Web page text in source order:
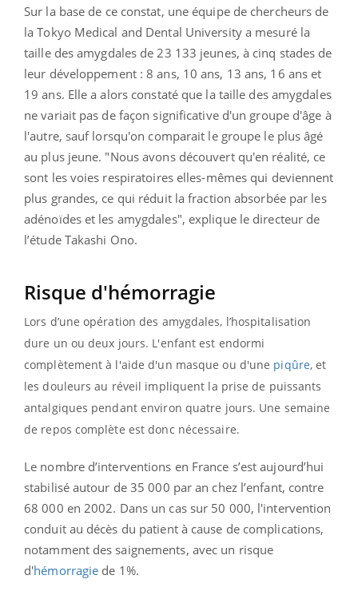
Sur la base de ce constat, une équipe de chercheurs de
la Tokyo Medical and Dental University a mesuré la
taille des amygdales de 23 133 jeunes, à cinq stades de
leur développement : 8 ans, 10 ans, 13 ans, 16 ans et
19 ans. Elle a alors constaté que la taille des amygdales
ne variait pas de façon significative d'un groupe d'âge à
l'autre, sauf lorsqu'on comparait le groupe le plus âgé
au plus jeune. "Nous avons découvert qu'en réalité, ce
sont les voies respiratoires elles-mêmes qui deviennent
plus grandes, ce qui réduit la fraction absorbée par les
adénoïdes et les amygdales", explique le directeur de
l’étude Takashi Ono.
Risque d'hémorragie
Lors d’une opération des amygdales, l’hospitalisation
dure un ou deux jours. L'enfant est endormi
complètement à l'aide d'un masque ou d'une piqûre, et
les douleurs au réveil impliquent la prise de puissants
antalgiques pendant environ quatre jours. Une semaine
de repos complète est donc nécessaire.
Le nombre d’interventions en France s’est aujourd’hui
stabilisé autour de 35 000 par an chez l’enfant, contre
68 000 en 2002. Dans un cas sur 50 000, l'intervention
conduit au décès du patient à cause de complications,
notamment des saignements, avec un risque
d'hémorragie de 1%.